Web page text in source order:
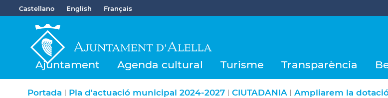
Castellano English Français
Ajuntament Agenda cultural Turisme Transparència
Portada | Pla d'actuació municipal 2024-2027 | CIUTADANIA | Ampliarem la